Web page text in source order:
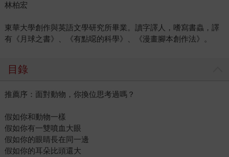
林柏宏
東華大學創作與英語文學研究所畢業。讀字譯人，嗜寫書蟲，譯
有《月球之書》、《有點噁的科學》、《漫畫腳本創作法》。
目錄
推薦序：面對動物，你換位思考過嗎？
假如你和動物一樣
假如你有一雙噴血大眼
假如你的眼睛長在同一邊
假如你的耳朵比頭還大